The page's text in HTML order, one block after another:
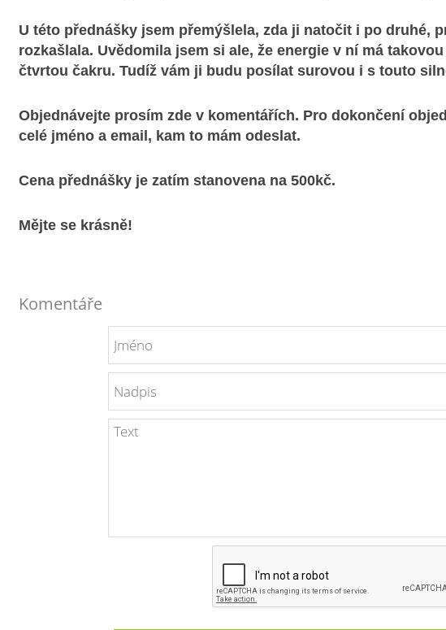
U této přednášky jsem přemýšlela, zda ji natočit i po druhé,
rozkašlala. Uvědomila jsem si ale, že energie v ní má
čtvrtou čakru. Tudíž vám ji budu posílat surovou i s touto
Objednávejte prosím zde v komentářích. Pro dokončení
celé jméno a email, kam to mám odeslat.
Cena přednášky je zatím stanovena na 500kč.
Mějte se krásně!
Komentáře